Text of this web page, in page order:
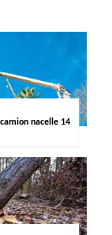
nacelle 14